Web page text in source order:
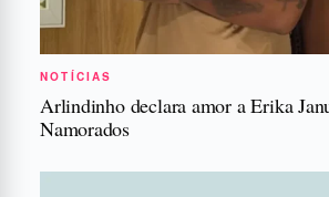
NOTÍCIAS
Arlindinho declara amor a Erika
Namorados